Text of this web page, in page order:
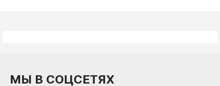
МЫ В СОЦСЕТЯХ